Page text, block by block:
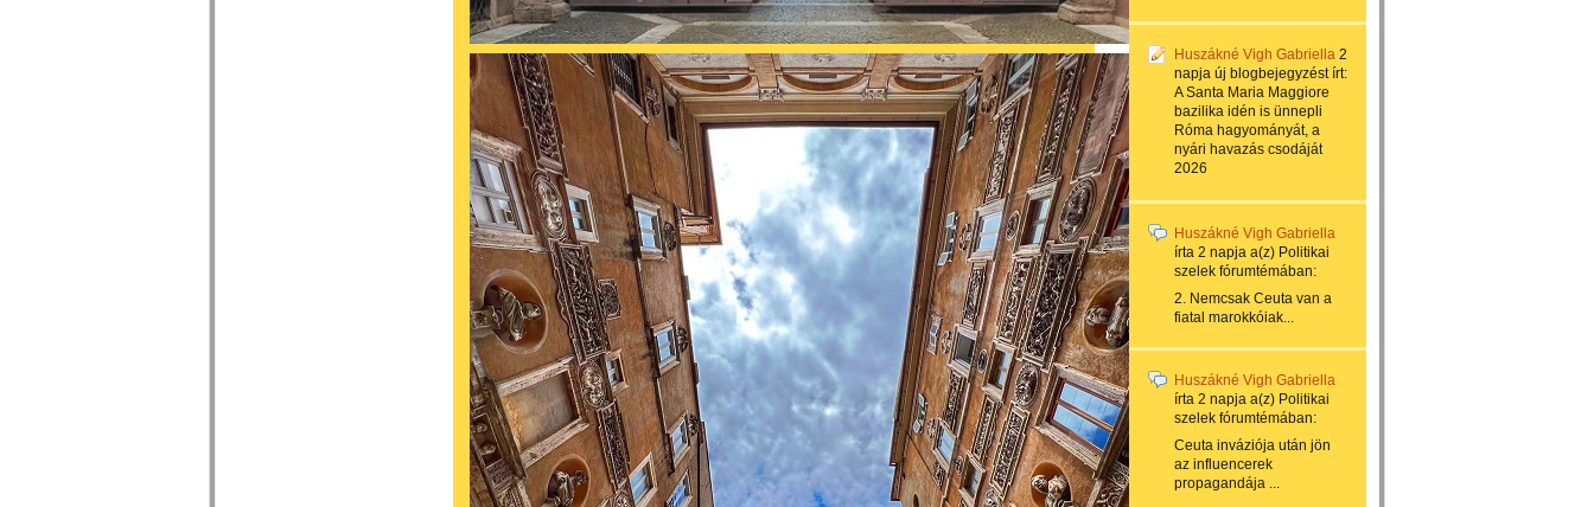
Huszákné Vigh Gabriella 2
napja új blogbejegyzést írt:
A Santa Maria Maggiore
bazilika idén is ünnepli
Róma hagyományát, a
nyári havazás csodáját
2026
Huszákné Vigh Gabriella
írta 2 napja a(z) Politikai
szelek fórumtémában:
2. Nemcsak Ceuta van a
fiatal marokkóiak...
Huszákné Vigh Gabriella
írta 2 napja a(z) Politikai
szelek fórumtémában:
Ceuta inváziója után jön
az influencerek
propagandája ...